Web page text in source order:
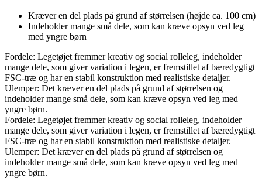
Kræver en del plads på grund af størrelsen (højde ca. 100 cm)
Indeholder mange små dele, som kan kræve opsyn ved leg
med yngre børn
Fordele: Legetøjet fremmer kreativ og social rolleleg, indeholder
mange dele, som giver variation i legen, er fremstillet af bæredygtigt
FSC-træ og har en stabil konstruktion med realistiske detaljer.
Ulemper: Det kræver en del plads på grund af størrelsen og
indeholder mange små dele, som kan kræve opsyn ved leg med
yngre børn.
Fordele: Legetøjet fremmer kreativ og social rolleleg, indeholder
mange dele, som giver variation i legen, er fremstillet af bæredygtigt
FSC-træ og har en stabil konstruktion med realistiske detaljer.
Ulemper: Det kræver en del plads på grund af størrelsen og
indeholder mange små dele, som kan kræve opsyn ved leg med
yngre børn.